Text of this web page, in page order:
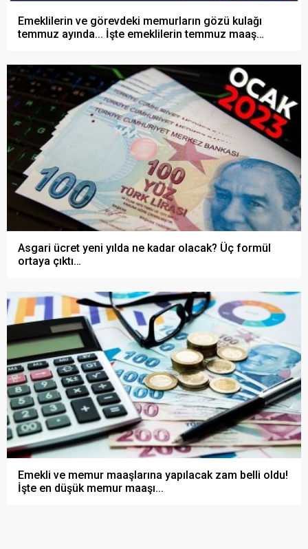
Emeklilerin ve görevdeki memurların gözü kulağı
temmuz ayında... İşte emeklilerin temmuz maaş
Asgari ücret yeni yılda ne kadar olacak? Üç formül
ortaya çıktı…
Emekli ve memur maaşlarına yapılacak zam belli oldu!
İşte en düşük memur maaşı...